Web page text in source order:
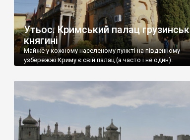
Утьос. Кримський палац
княгині
Майже у кожному населеному пункті на південному
узбережжі Криму є свій палац (а часто і не один).